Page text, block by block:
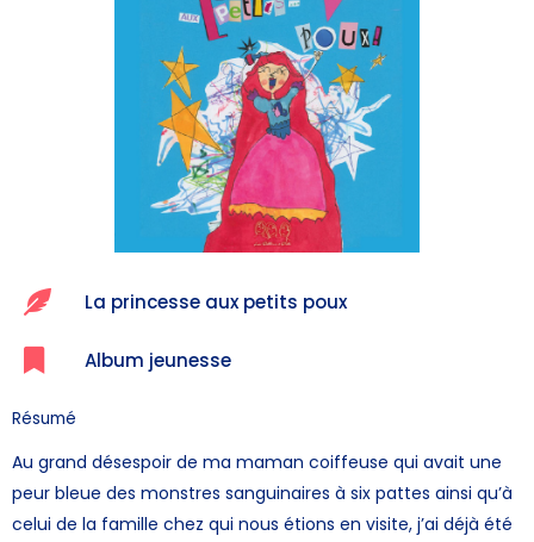
La princesse aux petits poux
Album jeunesse
Résumé
Au grand désespoir de ma maman coiffeuse qui avait une
peur bleue des monstres sanguinaires à six pattes ainsi qu’à
celui de la famille chez qui nous étions en visite, j’ai déjà été